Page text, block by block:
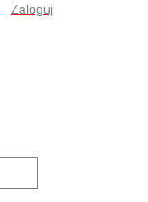
Zaloguj